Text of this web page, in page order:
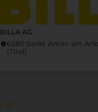
BILLA AG
location_on6580 Sankt Anton am
(Tirol)